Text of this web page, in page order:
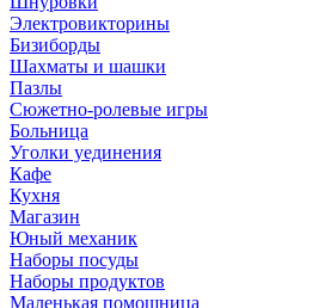
Электровикторины
Бизиборды
Шахматы и шашки
Пазлы
Сюжетно-ролевые игры
Больница
Уголки уединения
Кафе
Кухня
Магазин
Юный механик
Наборы посуды
Наборы продуктов
Маленькая помощница